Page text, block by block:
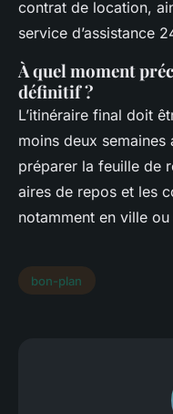
contrat de location,
service d’assistance
À quel moment
définitif ?
L’itinéraire final doit
moins deux
préparer la feuille de
aires de repos et les
notamment en ville
bon-plan